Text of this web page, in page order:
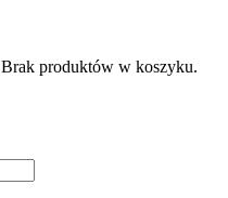
Brak produktów w koszyku.